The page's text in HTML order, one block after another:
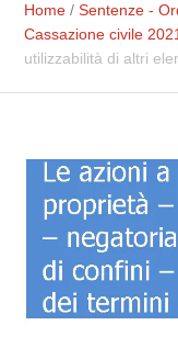
Home /Sentenze -
Cassazione civile 2021
utilizzabilità di altri